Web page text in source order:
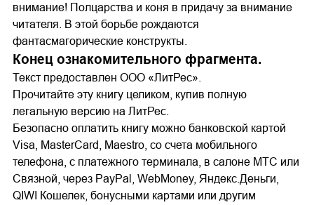
внимание! Полцарства и коня в придачу за внимание
читателя. В этой борьбе рождаются
фантасмагорические конструкты.
Конец ознакомительного фрагмента.
Текст предоставлен ООО «ЛитРес».
Прочитайте эту книгу целиком, купив полную
легальную версию на ЛитРес.
Безопасно оплатить книгу можно банковской картой
Visa, MasterCard, Maestro, со счета мобильного
телефона, с платежного терминала, в салоне МТС или
Связной, через PayPal, WebMoney, Яндекс.Деньги,
QIWI Кошелек, бонусными картами или другим